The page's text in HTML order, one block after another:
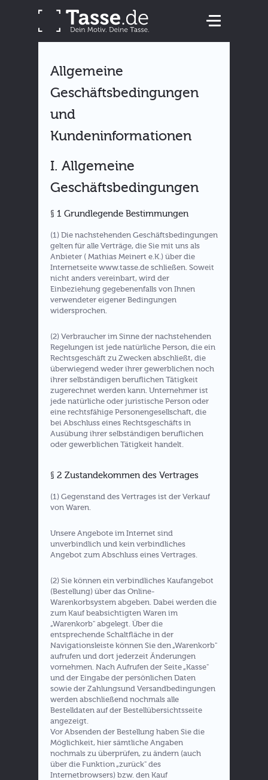
Allgemeine
Geschäftsbedingungen
und
Kundeninformationen
I. Allgemeine
Geschäftsbedingungen
§ 1 Grundlegende Bestimmungen
(1) Die nachstehenden Geschäftsbedingungen
gelten für alle Verträge, die Sie mit uns als
Anbieter ( Mathias Meinert e.K.) über die
Internetseite www.tasse.de schließen. Soweit
nicht anders vereinbart, wird der
Einbeziehung gegebenenfalls von Ihnen
verwendeter eigener Bedingungen
widersprochen.
(2) Verbraucher im Sinne der nachstehenden
Regelungen ist jede natürliche Person, die ein
Rechtsgeschäft zu Zwecken abschließt, die
überwiegend weder ihrer gewerblichen noch
ihrer selbständigen beruflichen Tätigkeit
zugerechnet werden kann. Unternehmer ist
jede natürliche oder juristische Person oder
eine rechtsfähige Personengesellschaft, die
bei Abschluss eines Rechtsgeschäfts in
Ausübung ihrer selbständigen beruflichen
oder gewerblichen Tätigkeit handelt.
§ 2 Zustandekommen des Vertrages
(1) Gegenstand des Vertrages ist der Verkauf
von Waren.
Unsere Angebote im Internet sind
unverbindlich und kein verbindliches
Angebot zum Abschluss eines Vertrages.
(2) Sie können ein verbindliches Kaufangebot
(Bestellung) über das Online-
Warenkorbsystem abgeben. Dabei werden die
zum Kauf beabsichtigten Waren im
„Warenkorb" abgelegt. Über die
entsprechende Schaltfläche in der
Navigationsleiste können Sie den „Warenkorb"
aufrufen und dort jederzeit Änderungen
vornehmen. Nach Aufrufen der Seite „Kasse"
und der Eingabe der persönlichen Daten
sowie der Zahlungsund Versandbedingungen
werden abschließend nochmals alle
Bestelldaten auf der Bestellübersichtsseite
angezeigt.
Vor Absenden der Bestellung haben Sie die
Möglichkeit, hier sämtliche Angaben
nochmals zu überprüfen, zu ändern (auch
über die Funktion „zurück" des
Internetbrowsers) bzw. den Kauf